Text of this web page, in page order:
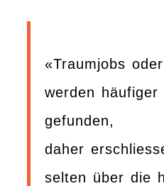
«Traumjobs
werden
gefunden,
daher
selten über die